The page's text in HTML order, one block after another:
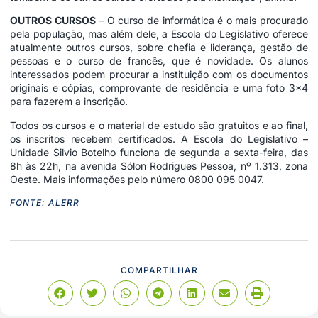
OUTROS CURSOS– O curso de informática é o mais procurado
pela população, mas além dele, a Escola do Legislativo oferece
atualmente outros cursos, sobre chefia e liderança, gestão de
pessoas e o curso de francês, que é novidade. Os alunos
interessados podem procurar a instituição com os documentos
originais e cópias, comprovante de residência e uma foto 3×4
para fazerem a inscrição.
Todos os cursos e o material de estudo são gratuitos e ao final,
os inscritos recebem certificados. A Escola do Legislativo –
Unidade Silvio Botelho funciona de segunda a sexta-feira, das
8h às 22h, na avenida Sólon Rodrigues Pessoa, nº 1.313, zona
Oeste. Mais informações pelo número 0800 095 0047.
FONTE: ALERR
COMPARTILHAR